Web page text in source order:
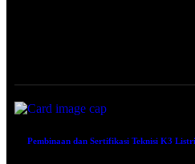
Pembinaan dan Sertifikasi Teknisi K3